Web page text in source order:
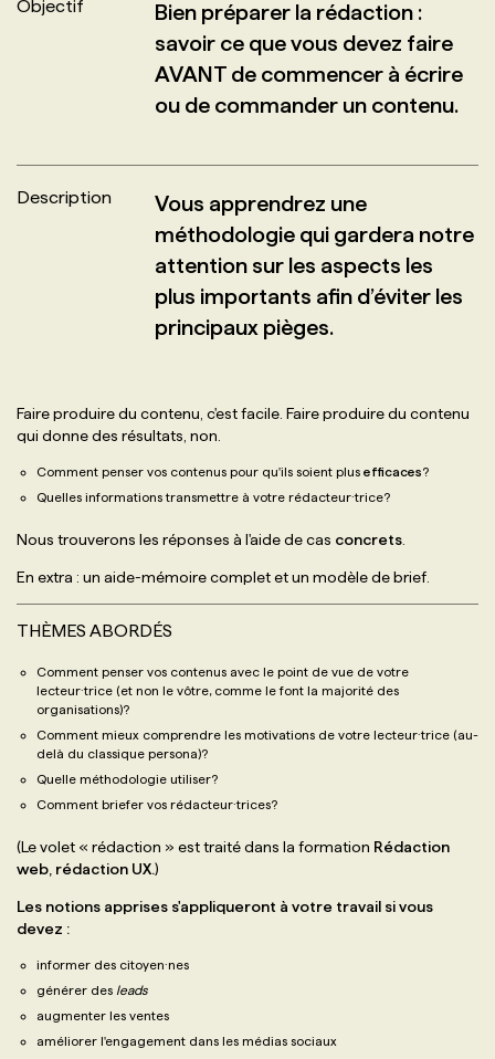
PROGRAMMES DE SUBVENTIONS
ANNONCEZ AVEC NOUS
Objectif
Bien préparer la rédaction :
savoir ce que vous devez faire
AVANT de commencer à écrire
ou de commander un contenu.
Description
Vous apprendrez une
méthodologie qui gardera notre
attention sur les aspects les
plus importants afin d’éviter les
principaux pièges.
Faire produire du contenu, c'est facile. Faire produire du contenu
qui donne des résultats, non.
Comment penser vos contenus pour qu'ils soient plus efficaces?
Quelles informations transmettre à votre rédacteur·trice?
Nous trouverons les réponses à l'aide de cas concrets
En extra : un aide-mémoire complet et un modèle de brief.
THÈMES ABORDÉS
Comment penser vos contenus avec le point de vue de votre
lecteur·trice (et non le vôtre, comme le font la majorité des
organisations)?
Comment mieux comprendre les motivations de votre lecteur·trice (au-
delà du classique persona)?
Quelle méthodologie utiliser?
Comment briefer vos rédacteur·trices?
(Le volet « rédaction » est traité dans la formation Rédaction
web, rédaction UX.)
Les notions apprises s'appliqueront à votre travail si vous
devez :
informer des citoyen·nes
générer des leads
augmenter les ventes
améliorer l'engagement dans les médias sociaux